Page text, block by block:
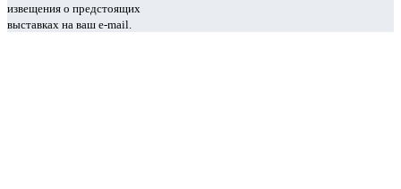
извещения о предстоящих
выставках на ваш e-mail.